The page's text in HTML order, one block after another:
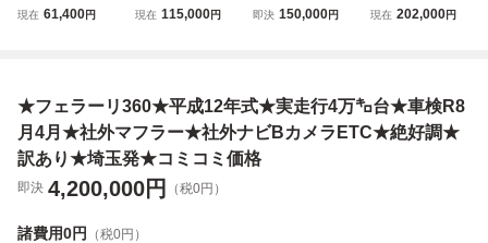
8日]超極上美車/R
可能,BT,Bカメラ/1
8inバリ山/機関絶
好調
現在 61,400円
ウェイスター 平成
ウンモニター バッ
クカメラ
現在 115,000円
ゴンR H14 車
す 埼玉志木朝
霞 諸費用なしで
す
即決 150,000円
1日]極上美車/ザ・
T,Bカメラ/前後ド
ラレコ/機関絶好調
現在 202,000円
★フェラーリ360★平成12年式★実走行4万㌔台★車検R8
月4月★社外マフラー★社外ナビBカメラETC★絶好調★
訳あり★埼玉発★コミコミ価格
即決 4,200,000円 （税0円）
諸費用0円
（税0円）